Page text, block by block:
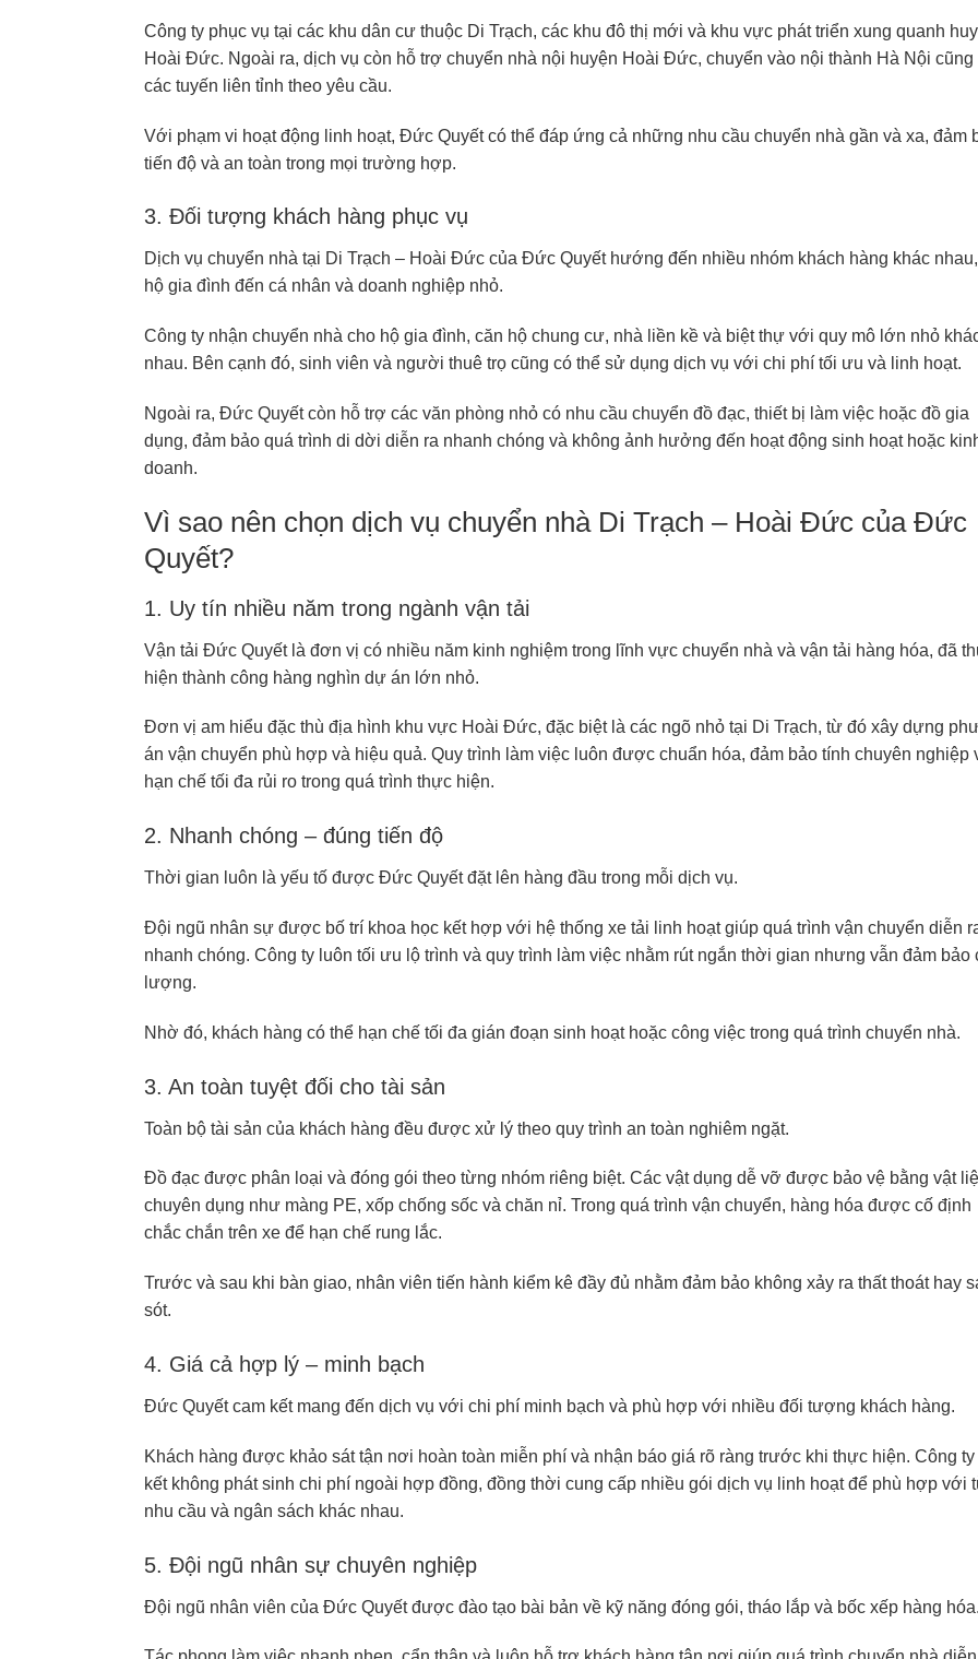
Công ty phục vụ tại các khu dân cư thuộc Di Trạch, các khu đô thị mới và khu vực phát triển xung quanh
Hoài Đức. Ngoài ra, dịch vụ còn hỗ trợ chuyển nhà nội huyện Hoài Đức, chuyển vào nội thành Hà Nội
các tuyến liên tỉnh theo yêu cầu.
Với phạm vi hoạt động linh hoạt, Đức Quyết có thể đáp ứng cả những nhu cầu chuyển nhà gần và xa, đảm
tiến độ và an toàn trong mọi trường hợp.
3. Đối tượng khách hàng phục vụ
Dịch vụ chuyển nhà tại Di Trạch – Hoài Đức của Đức Quyết hướng đến nhiều nhóm khách hàng khác
hộ gia đình đến cá nhân và doanh nghiệp nhỏ.
Công ty nhận chuyển nhà cho hộ gia đình, căn hộ chung cư, nhà liền kề và biệt thự với quy mô lớn nhỏ
nhau. Bên cạnh đó, sinh viên và người thuê trọ cũng có thể sử dụng dịch vụ với chi phí tối ưu và linh hoạt.
Ngoài ra, Đức Quyết còn hỗ trợ các văn phòng nhỏ có nhu cầu chuyển đồ đạc, thiết bị làm việc hoặc đồ gia
dụng, đảm bảo quá trình di dời diễn ra nhanh chóng và không ảnh hưởng đến hoạt động sinh hoạt hoặc
doanh.
Vì sao nên chọn dịch vụ chuyển nhà Di Trạch – Hoài Đức của Đức
Quyết?
1. Uy tín nhiều năm trong ngành vận tải
Vận tải Đức Quyết là đơn vị có nhiều năm kinh nghiệm trong lĩnh vực chuyển nhà và vận tải hàng hóa, đã
hiện thành công hàng nghìn dự án lớn nhỏ.
Đơn vị am hiểu đặc thù địa hình khu vực Hoài Đức, đặc biệt là các ngõ nhỏ tại Di Trạch, từ đó xây dựng
án vận chuyển phù hợp và hiệu quả. Quy trình làm việc luôn được chuẩn hóa, đảm bảo tính chuyên nghiệp
hạn chế tối đa rủi ro trong quá trình thực hiện.
2. Nhanh chóng – đúng tiến độ
Thời gian luôn là yếu tố được Đức Quyết đặt lên hàng đầu trong mỗi dịch vụ.
Đội ngũ nhân sự được bố trí khoa học kết hợp với hệ thống xe tải linh hoạt giúp quá trình vận chuyển diễn
nhanh chóng. Công ty luôn tối ưu lộ trình và quy trình làm việc nhằm rút ngắn thời gian nhưng vẫn đảm bảo
lượng.
Nhờ đó, khách hàng có thể hạn chế tối đa gián đoạn sinh hoạt hoặc công việc trong quá trình chuyển nhà.
3. An toàn tuyệt đối cho tài sản
Toàn bộ tài sản của khách hàng đều được xử lý theo quy trình an toàn nghiêm ngặt.
Đồ đạc được phân loại và đóng gói theo từng nhóm riêng biệt. Các vật dụng dễ vỡ được bảo vệ bằng vật
chuyên dụng như màng PE, xốp chống sốc và chăn nỉ. Trong quá trình vận chuyển, hàng hóa được cố định
chắc chắn trên xe để hạn chế rung lắc.
Trước và sau khi bàn giao, nhân viên tiến hành kiểm kê đầy đủ nhằm đảm bảo không xảy ra thất thoát hay
sót.
4. Giá cả hợp lý – minh bạch
Đức Quyết cam kết mang đến dịch vụ với chi phí minh bạch và phù hợp với nhiều đối tượng khách hàng.
Khách hàng được khảo sát tận nơi hoàn toàn miễn phí và nhận báo giá rõ ràng trước khi thực hiện. Công ty
kết không phát sinh chi phí ngoài hợp đồng, đồng thời cung cấp nhiều gói dịch vụ linh hoạt để phù hợp với
nhu cầu và ngân sách khác nhau.
5. Đội ngũ nhân sự chuyên nghiệp
Đội ngũ nhân viên của Đức Quyết được đào tạo bài bản về kỹ năng đóng gói, tháo lắp và bốc xếp hàng hóa.